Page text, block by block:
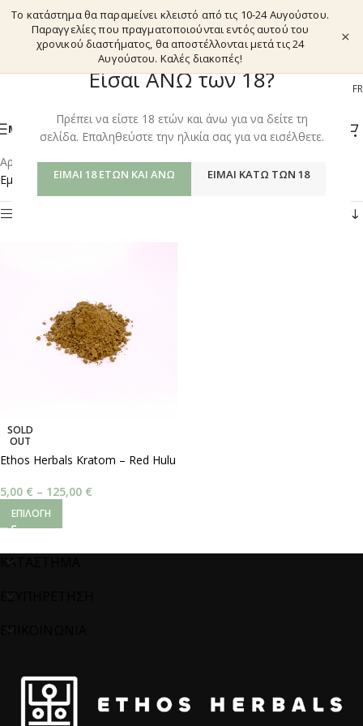
Είσαι ΑΝΩ των 18?
Πρέπει να είστε 18 ετών και άνω για να δείτε τη
σελίδα. Επαληθεύστε την ηλικία σας για να εισέλθετε.
ΕΊΜΑΙ 18 ΕΤΏΝ ΚΑΙ ΆΝΩ ΕΊΜΑΙ ΚΆΤΩ ΤΩΝ 18
Το κατάστημα θα παραμείνει κλειστό από τις 10-24 Αυγούστου.
Παραγγελίες που πραγματοποιούνται εντός αυτού του
χρονικού διαστήματος, θα αποστέλλονται μετά τις 24
Αυγούστου. Καλές διακοπές!
×
EL FR
ΜΕΝΟΎ
Αρχική σελίδα/Shop/Προϊόντα με ετικέτα “RED HULU”
Εμφάνιση του μοναδικού αποτελέσματος
SOLD
OUT
Ethos Herbals Kratom – Red Hulu
5,00 € – 125,00 €
ΕΠΙΛΟΓΉ
ΚΑΤΑΣΤΗΜΑ
ΕΞΥΠΗΡΕΤΗΣΗ
ΕΠΙΚΟΙΝΩΝΙΑ